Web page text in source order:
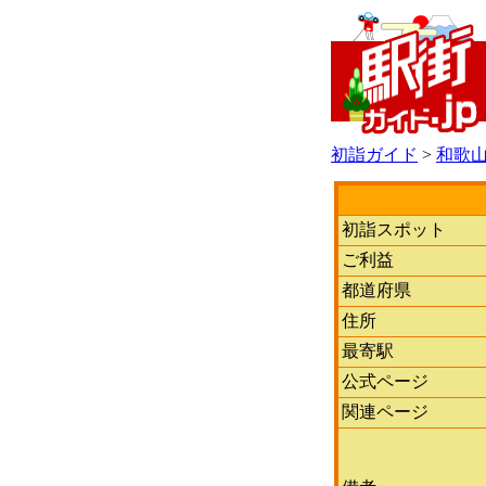
初詣ガイド > 和歌
初詣スポット
ご利益
都道府県
住所
最寄駅
公式ページ
関連ページ